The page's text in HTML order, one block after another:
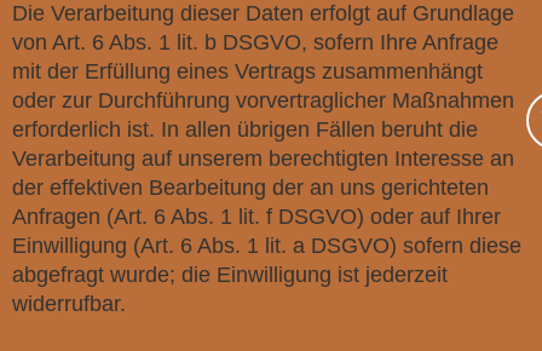
Die Verarbeitung dieser Daten erfolgt auf Grundlage
von Art. 6 Abs. 1 lit. b DSGVO, sofern Ihre Anfrage
mit der Erfüllung eines Vertrags zusammenhängt
oder zur Durchführung vorvertraglicher Maßnahmen
erforderlich ist. In allen übrigen Fällen beruht die
Verarbeitung auf unserem berechtigten Interesse an
der effektiven Bearbeitung der an uns gerichteten
Anfragen (Art. 6 Abs. 1 lit. f DSGVO) oder auf Ihrer
Einwilligung (Art. 6 Abs. 1 lit. a DSGVO) sofern diese
abgefragt wurde; die Einwilligung ist jederzeit
widerrufbar.